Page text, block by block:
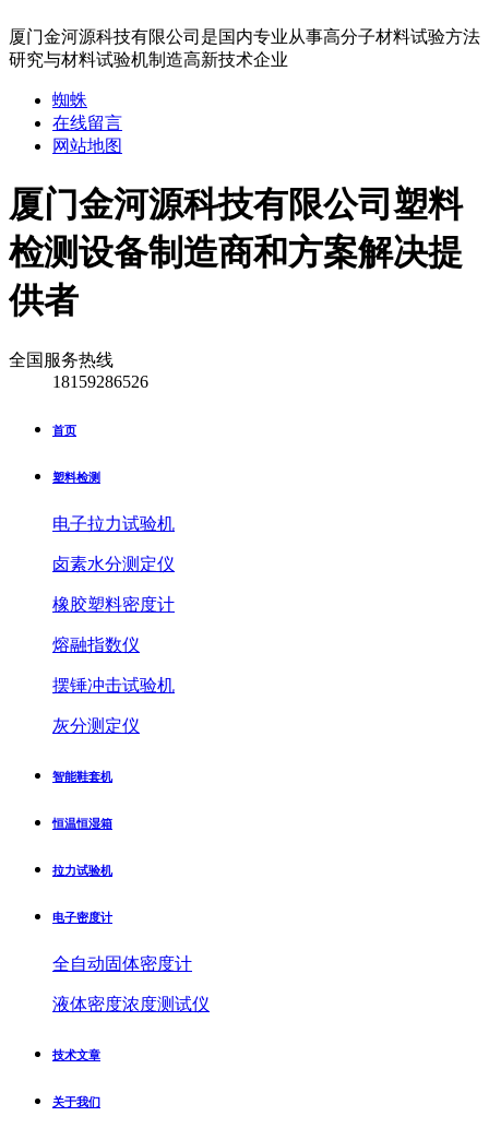
厦门金河源科技有限公司是国内专业从事高分子材料试验方法
研究与材料试验机制造高新技术企业
蜘蛛
在线留言
网站地图
厦门金河源科技有限公司塑料
检测设备制造商和方案解决提
供者
全国服务热线
18159286526
首页
塑料检测
电子拉力试验机
卤素水分测定仪
橡胶塑料密度计
熔融指数仪
摆锤冲击试验机
灰分测定仪
智能鞋套机
恒温恒湿箱
拉力试验机
电子密度计
全自动固体密度计
液体密度浓度测试仪
技术文章
关于我们